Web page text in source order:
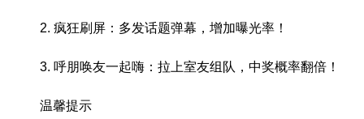
2. 疯狂刷屏：多发话题弹幕，增加曝光率！
3. 呼朋唤友一起嗨：拉上室友组队，中奖概率翻倍！
温馨提示